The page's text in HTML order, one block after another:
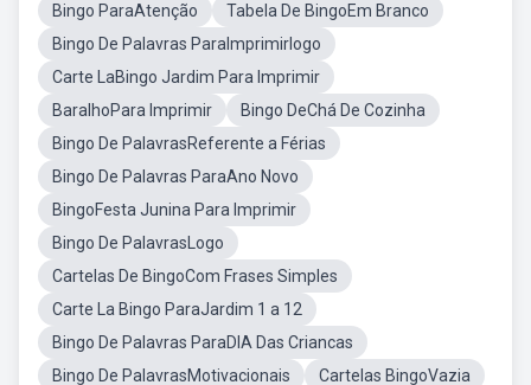
Bingo ParaAtenção
Tabela De BingoEm Branco
Bingo De Palavras ParaImprimirlogo
Carte LaBingo Jardim Para Imprimir
BaralhoPara Imprimir
Bingo DeChá De Cozinha
Bingo De PalavrasReferente a Férias
Bingo De Palavras ParaAno Novo
BingoFesta Junina Para Imprimir
Bingo De PalavrasLogo
Cartelas De BingoCom Frases Simples
Carte La Bingo ParaJardim 1 a 12
Bingo De Palavras ParaDIA Das Criancas
Bingo De PalavrasMotivacionais
Cartelas BingoVazia